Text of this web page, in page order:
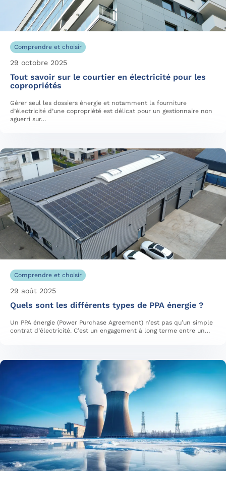
Comprendre et choisir
29 octobre 2025
Tout savoir sur le courtier en électricité pour les
copropriétés
Gérer seul les dossiers énergie et notamment la fourniture
d’électricité d’une copropriété est délicat pour un gestionnaire non
aguerri sur…
Comprendre et choisir
29 août 2025
Quels sont les différents types de PPA énergie ?
Un PPA énergie (Power Purchase Agreement) n’est pas qu’un simple
contrat d’électricité. C’est un engagement à long terme entre un…